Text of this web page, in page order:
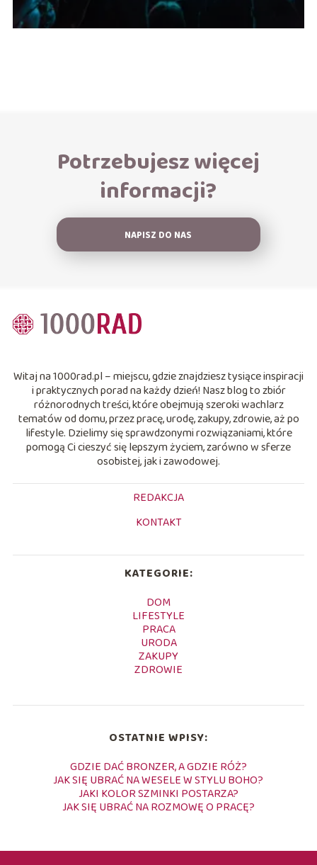
Potrzebujesz więcej
informacji?
NAPISZ DO NAS
Witaj na 1000rad.pl – miejscu, gdzie znajdziesz tysiące inspiracji
i praktycznych porad na każdy dzień! Nasz blog to zbiór
różnorodnych treści, które obejmują szeroki wachlarz
tematów od domu, przez pracę, urodę, zakupy, zdrowie, aż po
lifestyle. Dzielimy się sprawdzonymi rozwiązaniami, które
pomogą Ci cieszyć się lepszym życiem, zarówno w sferze
osobistej, jak i zawodowej.
REDAKCJA
KONTAKT
KATEGORIE:
DOM
LIFESTYLE
PRACA
URODA
ZAKUPY
ZDROWIE
OSTATNIE WPISY:
GDZIE DAĆ BRONZER, A GDZIE RÓŻ?
JAK SIĘ UBRAĆ NA WESELE W STYLU BOHO?
JAKI KOLOR SZMINKI POSTARZA?
JAK SIĘ UBRAĆ NA ROZMOWĘ O PRACĘ?